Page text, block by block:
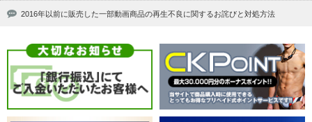
2016年以前に販売した一部動画商品の再生不良に関するお詫びと対処方法